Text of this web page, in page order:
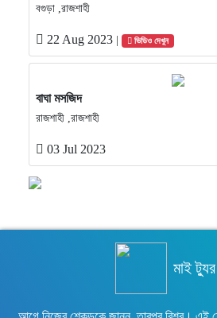
বগুড়া ,রাজশাহী
22 Aug 2023 ভিডিও দেখুন
বাঘা মসজিদ
রাজশাহী ,রাজশাহী
03 Jul 2023
মাই ট্যুর